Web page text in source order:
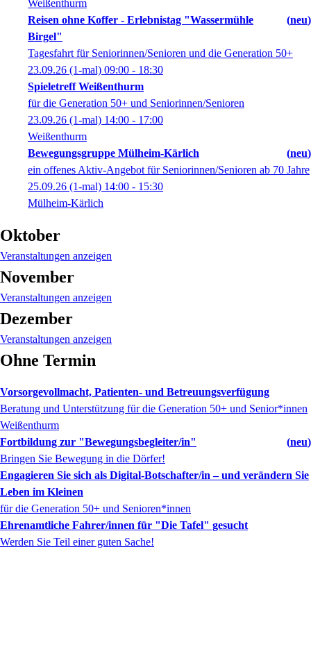
Weißenthurm
Reisen ohne Koffer - Erlebnistag "Wassermühle
Birgel"
neu
Tagesfahrt für Seniorinnen/Senioren und die Generation 50+
23.09.26 (1-mal) 09:00 - 18:30
Spieletreff Weißenthurm
für die Generation 50+ und Seniorinnen/Senioren
23.09.26 (1-mal) 14:00 - 17:00
Weißenthurm
Bewegungsgruppe Mülheim-Kärlich
neu
ein offenes Aktiv-Angebot für Seniorinnen/Senioren ab 70 Jahre
25.09.26 (1-mal) 14:00 - 15:30
Mülheim-Kärlich
Oktober
Veranstaltungen anzeigen
November
Veranstaltungen anzeigen
Dezember
Veranstaltungen anzeigen
Ohne Termin
Vorsorgevollmacht, Patienten- und Betreuungsverfügung
Beratung und Unterstützung für die Generation 50+ und Senior*innen
Weißenthurm
Fortbildung zur "Bewegungsbegleiter/in"
neu
Bringen Sie Bewegung in die Dörfer!
Engagieren Sie sich als Digital-Botschafter/in – und verändern Sie
Leben im Kleinen
für die Generation 50+ und Senioren*innen
Ehrenamtliche Fahrer/innen für "Die Tafel" gesucht
Werden Sie Teil einer guten Sache!